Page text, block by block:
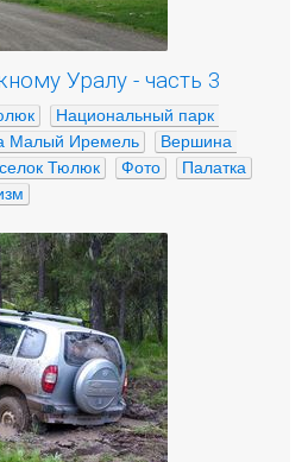
Уралу - часть 3
Национальный парк
Малый Иремель
Вершина
Тюлюк Фото
Палатка